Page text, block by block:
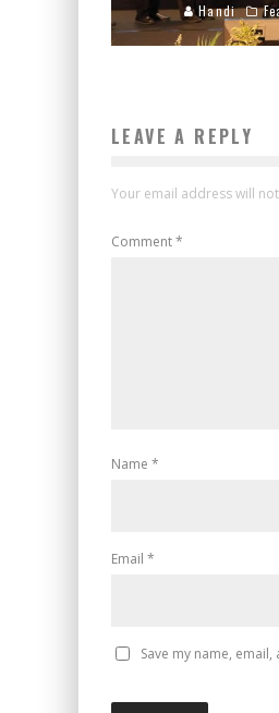
Handi
LEAVE A REPLY
Your email address will
Comment*
Name *
Email *
Save my name,